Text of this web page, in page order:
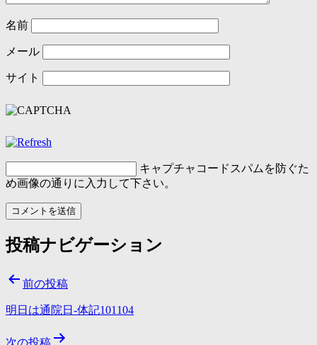
名前
メール
サイト
キャプチャコードスパムを防ぐた
め画像の通りに入力して下さい。
投稿ナビゲーション
前の投稿
明日は通院日-体記101104